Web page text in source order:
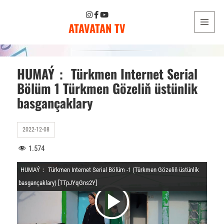
ATAVATAN TV
HUMAÝ： Türkmen Internet Serial
Bölüm 1 Türkmen Gözeliň üstünlik
basgançaklary
2022-12-08
1.574
HUMAÝ： Türkmen Internet Serial Bölüm -1 (Türkmen Gözeliň üstünlik
basgançaklary) [TTpJYqGns2Y]
V